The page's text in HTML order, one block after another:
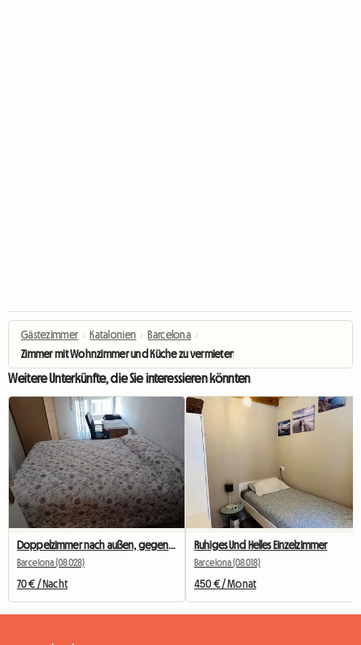
Gästezimmer › Katalonien › Barcelona ›
Zimmer mit Wohnzimmer und Küche zu vermieten im Barrio Gotico
Weitere Unterkünfte, die Sie interessieren könnten
Doppelzimmer nach außen, gegenüber dem Camp Nou
Barcelona (08028)
70 € / Nacht
Ruhiges Und Helles Einzelzimmer
Barcelona (08018)
450 € / Monat